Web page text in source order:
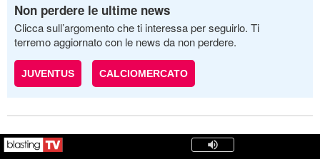
Non perdere le ultime news
Clicca sull’argomento che ti interessa per seguirlo. Ti
terremo aggiornato con le news da non perdere.
JUVENTUS CALCIOMERCATO